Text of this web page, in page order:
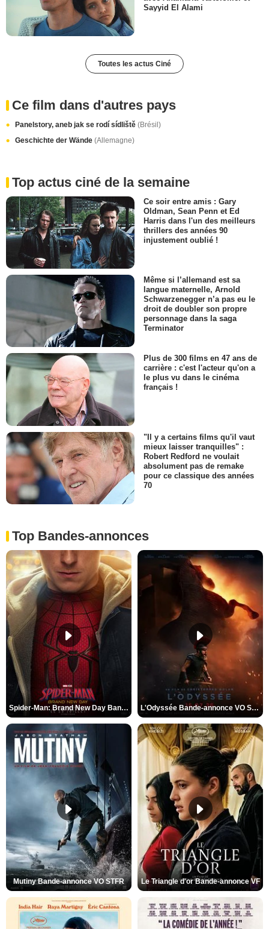
Sayyid El Alami
Toutes les actus Ciné
Ce film dans d'autres pays
Panelstory, aneb jak se rodí sídliště (Brésil)
Geschichte der Wände (Allemagne)
Top actus ciné de la semaine
Ce soir entre amis : Gary
Oldman, Sean Penn et Ed
Harris dans l'un des meilleurs
thrillers des années 90
injustement oublié !
Même si l’allemand est sa
langue maternelle, Arnold
Schwarzenegger n’a pas eu le
droit de doubler son propre
personnage dans la saga
Terminator
Plus de 300 films en 47 ans de
carrière : c'est l'acteur qu'on a
le plus vu dans le cinéma
français !
"Il y a certains films qu'il vaut
mieux laisser tranquilles" :
Robert Redford ne voulait
absolument pas de remake
pour ce classique des années
70
Top Bandes-annonces
Spider-Man: Brand New Day Bande-annonce VO STFR L'Odyssée Bande-annonce VO STFR
Mutiny Bande-annonce VO STFR Le Triangle d'or Bande-annonce VF